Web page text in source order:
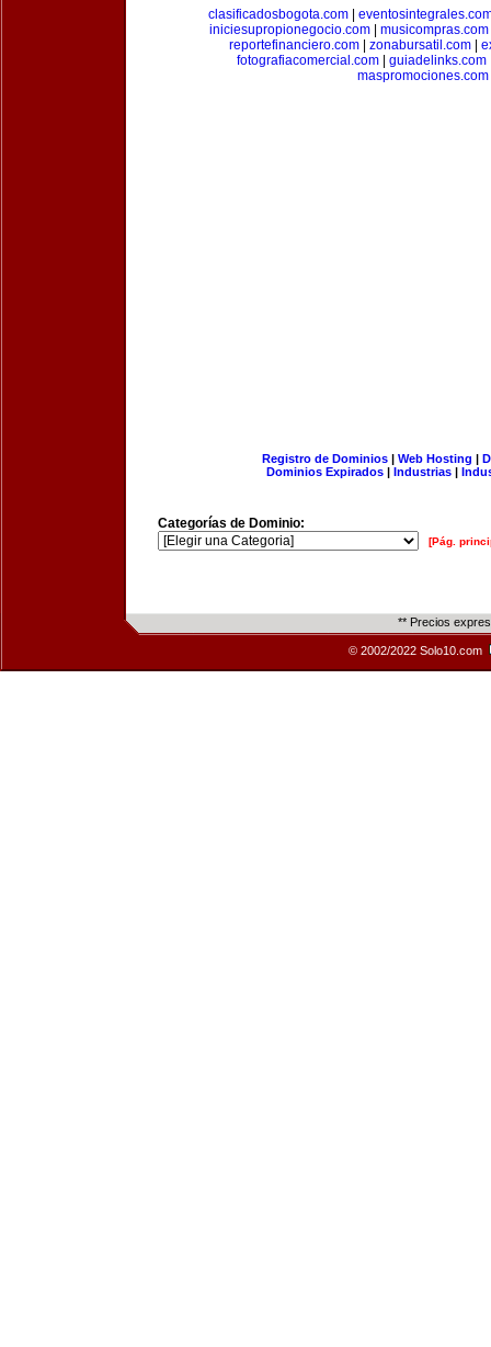
clasificadosbogota.com
iniciesupropionegocio.com
musicompras.com
reportefinanciero.com| zonabursatil.com|
fotografiacomercial.com
guiadelinks.com
maspromociones.com
Registro de Dominios| Web Hosting |
Dominios Expirados | Industrias |
Categorías de Dominio:
[Pág.
** Precios
© 2002/2022 Solo10.com